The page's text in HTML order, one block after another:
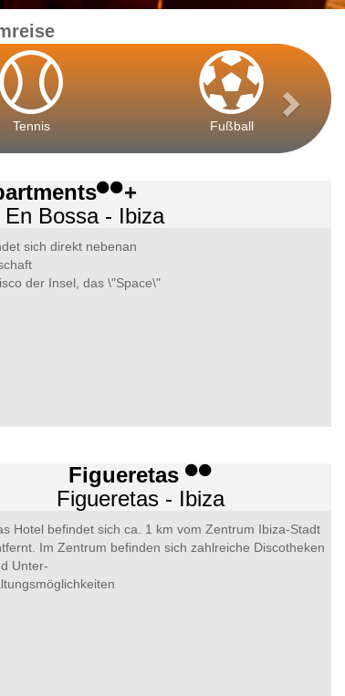
Tennis Fußball
+
En Bossa - Ibiza
sich direkt nebenan
der Insel, das \"Space\"
Figueretas
Figueretas - Ibiza
Hotel befindet sich ca. 1 km vom Zentrum Ibiza-Stadt
Im Zentrum befinden sich zahlreiche Discotheken
Unter-